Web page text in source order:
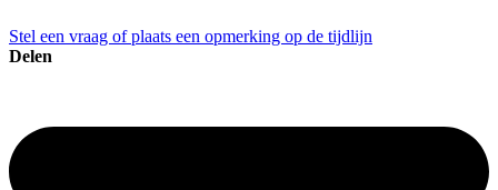
Stel een vraag of plaats een opmerking op de tijdlijn
Delen